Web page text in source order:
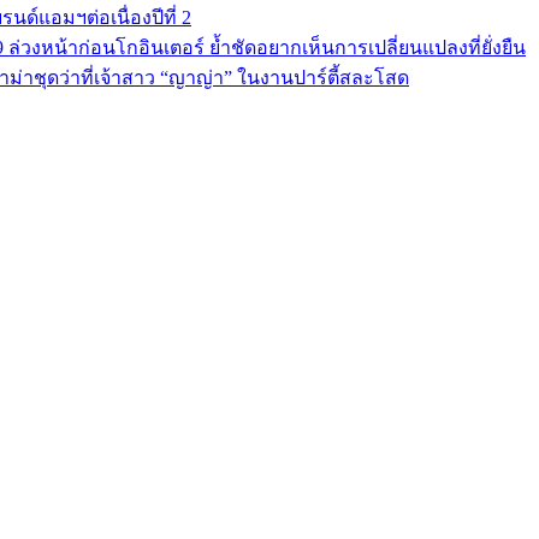
นด์แอมฯต่อเนื่องปีที่ 2
วงหน้าก่อนโกอินเตอร์ ย้ำชัดอยากเห็นการเปลี่ยนแปลงที่ยั่งยืน
าชุดว่าที่เจ้าสาว “ญาญ่า” ในงานปาร์ตี้สละโสด